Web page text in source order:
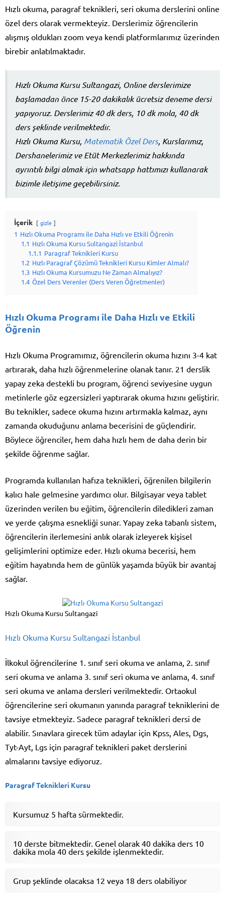
Hızlı okuma, paragraf teknikleri, seri okuma derslerini online
özel ders olarak vermekteyiz. Derslerimiz öğrencilerin
alışmış oldukları zoom veya kendi platformlarımız üzerinden
birebir anlatılmaktadır.
Hızlı Okuma Kursu Sultangazi, Online derslerimize
başlamadan önce 15-20 dakikalık ücretsiz deneme dersi
yapıyoruz. Derslerimiz 40 dk ders, 10 dk mola, 40 dk
ders şeklinde verilmektedir.
Hızlı Okuma Kursu, Matematik Özel Ders, Kurslarımız,
Dershanelerimiz ve Etüt Merkezlerimiz hakkında
ayrıntılı bilgi almak için whatsapp hattımızı kullanarak
bizimle iletişime geçebilirsiniz.
İçerik gizle
1 Hızlı Okuma Programı ile Daha Hızlı ve Etkili Öğrenin
1.1 Hızlı Okuma Kursu Sultangazi İstanbul
1.1.1 Paragraf Teknikleri Kursu
1.2 Hızlı Paragraf Çözümü Teknikleri Kursu Kimler Almalı?
1.3 Hızlı Okuma Kursumuzu Ne Zaman Almalıyız?
1.4 Özel Ders Verenler (Ders Veren Öğretmenler)
Hızlı Okuma Programı ile Daha Hızlı ve Etkili
Öğrenin
Hızlı Okuma Programımız, öğrencilerin okuma hızını 3-4 kat
artırarak, daha hızlı öğrenmelerine olanak tanır. 21 derslik
yapay zeka destekli bu program, öğrenci seviyesine uygun
metinlerle göz egzersizleri yaptırarak okuma hızını geliştirir.
Bu teknikler, sadece okuma hızını artırmakla kalmaz, aynı
zamanda okuduğunu anlama becerisini de güçlendirir.
Böylece öğrenciler, hem daha hızlı hem de daha derin bir
şekilde öğrenme sağlar.
Programda kullanılan hafıza teknikleri, öğrenilen bilgilerin
kalıcı hale gelmesine yardımcı olur. Bilgisayar veya tablet
üzerinden verilen bu eğitim, öğrencilerin diledikleri zaman
ve yerde çalışma esnekliği sunar. Yapay zeka tabanlı sistem,
öğrencilerin ilerlemesini anlık olarak izleyerek kişisel
gelişimlerini optimize eder. Hızlı okuma becerisi, hem
eğitim hayatında hem de günlük yaşamda büyük bir avantaj
sağlar.
Hızlı Okuma Kursu Sultangazi
Hızlı Okuma Kursu Sultangazi İstanbul
İlkokul öğrencilerine 1. sınıf seri okuma ve anlama, 2. sınıf
seri okuma ve anlama 3. sınıf seri okuma ve anlama, 4. sınıf
seri okuma ve anlama dersleri verilmektedir. Ortaokul
öğrencilerine seri okumanın yanında paragraf tekniklerini de
tavsiye etmekteyiz. Sadece paragraf teknikleri dersi de
alabilir. Sınavlara girecek tüm adaylar için Kpss, Ales, Dgs,
Tyt-Ayt, Lgs için paragraf teknikleri paket derslerini
almalarını tavsiye ediyoruz.
Paragraf Teknikleri Kursu
Kursumuz 5 hafta sürmektedir.
10 derste bitmektedir. Genel olarak 40 dakika ders 10
dakika mola 40 ders şekilde işlenmektedir.
Grup şeklinde olacaksa 12 veya 18 ders olabiliyor